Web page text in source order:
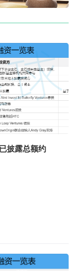
披露总额约